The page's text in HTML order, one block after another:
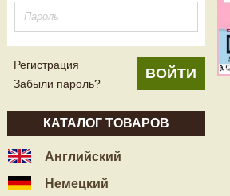
Регистрация
Забыли пароль?
КАТАЛОГ ТОВАРОВ
Английский
Немецкий